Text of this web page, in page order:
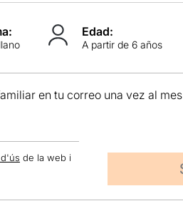
Edad:
A partir de 6 años
en tu correo una vez al mes
de la web i